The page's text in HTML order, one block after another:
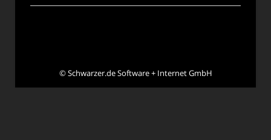
©Schwarzer.de Software + Internet GmbH